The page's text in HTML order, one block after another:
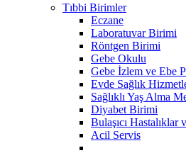
Tıbbi Birimler
Eczane
Laboratuvar Birimi
Röntgen Birimi
Gebe Okulu
Gebe İzlem ve Ebe
Evde Sağlık
Sağlıklı Yaş Alma
Diyabet Birimi
Bulaşıcı
Acil Servis